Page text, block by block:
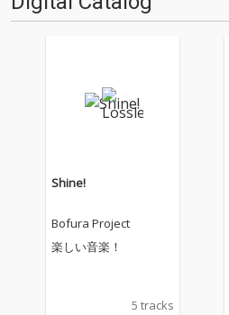
Shine!
Bofura Project
楽しい音楽！
5 tracks